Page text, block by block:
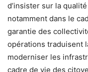
d’insister sur la
notamment dans le
garantie des
opérations traduisent
moderniser les
cadre de vie des